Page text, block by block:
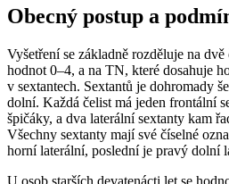
Obecný postup a
Vyšetření se základně rozděluje na
hodnot 0–4, a na TN, které dosahuje
v sextantech. Sextantů je dohromady
dolní. Každá čelist má jeden frontální
špičáky, a dva laterální sextanty kam
Všechny sextanty mají své číselné
horní laterální, poslední je pravý dolní